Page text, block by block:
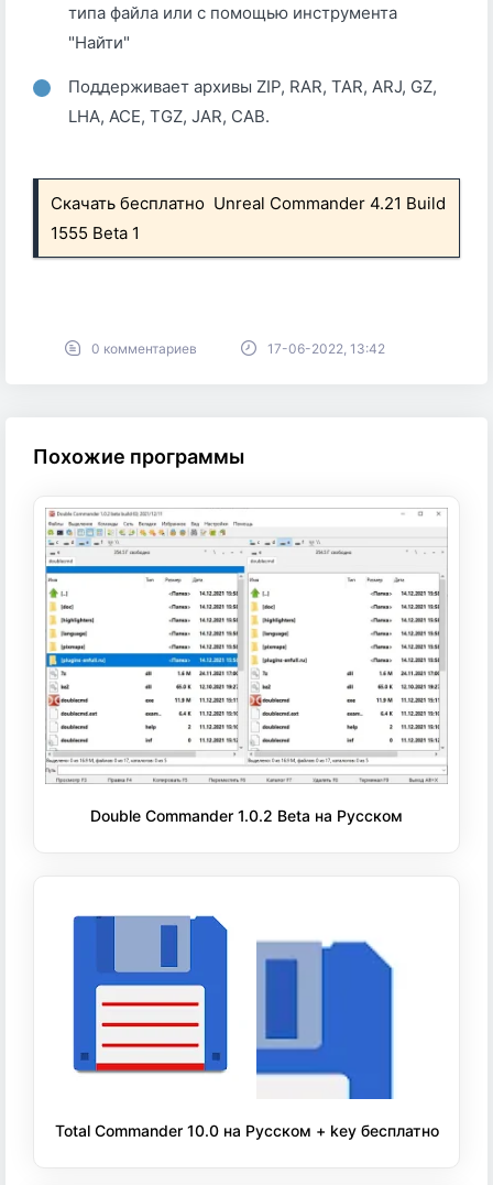
типа файла или с помощью инструмента
"Найти"
Поддерживает архивы ZIP, RAR, TAR, ARJ, GZ,
LHA, ACE, TGZ, JAR, CAB.
Скачать бесплатно Unreal Commander 4.21 Build
1555 Beta 1
0 комментариев 17-06-2022, 13:42
Похожие программы
Double Commander 1.0.2 Beta на Русском
Total Commander 10.0 на Русском + key бесплатно